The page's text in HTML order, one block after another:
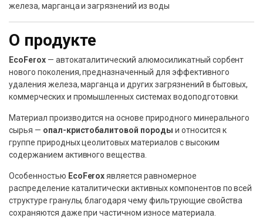
железа, марганца и загрязнений из воды
О продукте
EcoFerox— автокаталитический алюмосиликатный сорбент
нового поколения, предназначенный для эффективного
удаления железа, марганца и других загрязнений в бытовых,
коммерческих и промышленных системах водоподготовки.
Материал производится на основе природного минерального
сырья — опал-кристобалитовой породы и относится к
группе природных цеолитовых материалов с высоким
содержанием активного вещества.
Особенностью EcoFeroxявляется равномерное
распределение каталитически активных компонентов по всей
структуре гранулы, благодаря чему фильтрующие свойства
сохраняются даже при частичном износе материала.